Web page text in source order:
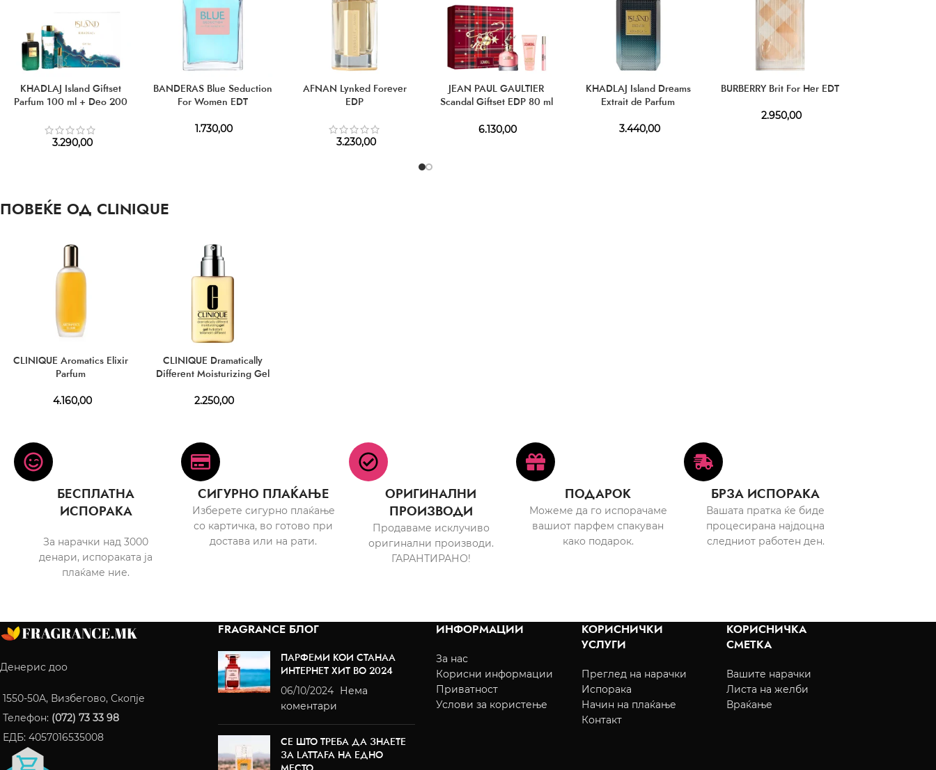
KHADLAJ Island Giftset
Parfum 100 ml + Deo 200
3.290,00
BANDERAS Blue Seduction
For Women EDT
1.730,00
AFNAN Lynked Forever
EDP
3.230,00
JEAN PAUL GAULTIER
Scandal Giftset EDP 80 ml
6.130,00
KHADLAJ Island Dreams
Extrait de Parfum
3.440,00
BURBERRY Brit For Her EDT
2.950,00
ПОВЕЌЕ ОД CLINIQUE
CLINIQUE Aromatics Elixir
Parfum
4.160,00
CLINIQUE Dramatically
Different Moisturizing Gel
2.250,00
БЕСПЛАТНА
ИСПОРАКА
За нарачки над 3000
денари, испораката ја
плаќаме ние.
СИГУРНО ПЛАЌАЊЕ
Изберете сигурно плаќање
со картичка, во готово при
достава или на рати.
ОРИГИНАЛНИ
ПРОИЗВОДИ
Продаваме исклучиво
оригинални производи.
ГАРАНТИРАНО!
ПОДАРОК
Можеме да го испорачаме
вашиот парфем спакуван
како подарок.
БРЗА ИСПОРАКА
Вашата пратка ќе биде
процесирана најдоцна
следниот работен ден.
Денерис доо
1550-50A, Визбегово, Скопје
Телефон: (072) 73 33 98
ЕДБ: 4057016535008
FRAGRANCE БЛОГ
ПАРФЕМИ КОИ СТАНАА
ИНТЕРНЕТ ХИТ ВО 2024
06/10/2024 Нема
коментари
СЕ ШТО ТРЕБА ДА ЗНАЕТЕ
ЗА LATTAFA НА ЕДНО
ИНФОРМАЦИИ
За нас
Корисни информации
Приватност
Услови за користење
КОРИСНИЧКИ
УСЛУГИ
Преглед на нарачки
Испорака
Начин на плаќање
Контакт
КОРИСНИЧКА
СМЕТКА
Вашите нарачки
Листа на желби
Враќање